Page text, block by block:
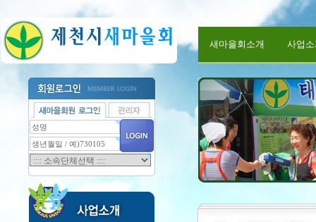
새마을회소개 사업